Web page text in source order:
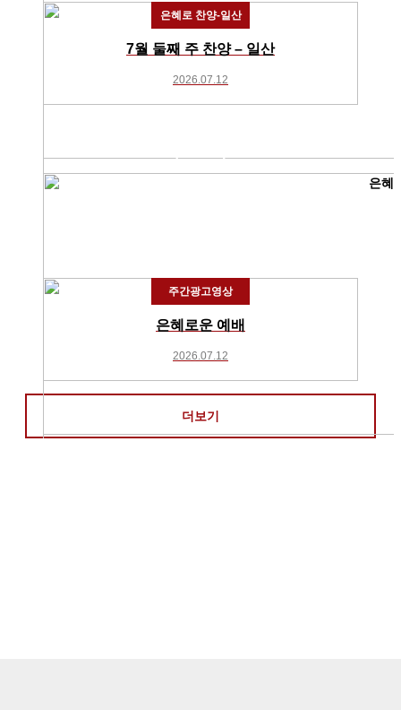
은혜로 찬양-일산
7월 둘째 주 찬양 – 일산
2026.07.12
주간광고영상
은혜로운 예배
2026.07.12
더보기